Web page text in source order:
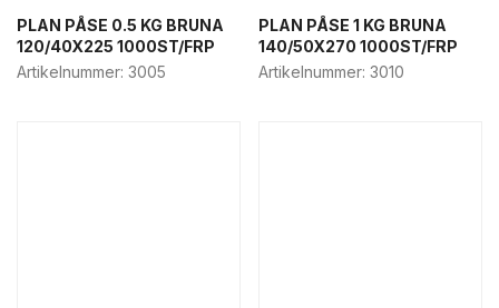
PLAN PÅSE 0.5 KG BRUNA
120/40X225 1000ST/FRP
Artikelnummer: 3005
PLAN PÅSE 1 KG BRUNA
140/50X270 1000ST/FRP
Artikelnummer: 3010